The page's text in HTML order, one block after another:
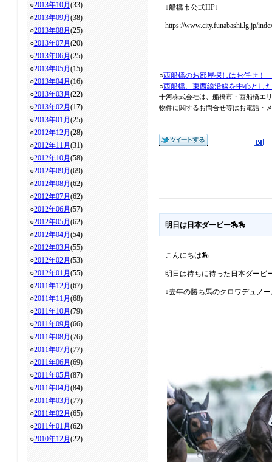
○2013年10月 (33)
○2013年09月 (38)
○2013年08月 (25)
○2013年07月 (20)
○2013年06月 (25)
○2013年05月 (15)
○2013年04月 (16)
○2013年03月 (22)
○2013年02月 (17)
○2013年01月 (25)
○2012年12月 (28)
○2012年11月 (31)
○2012年10月 (58)
○2012年09月 (69)
○2012年08月 (62)
○2012年07月 (62)
○2012年06月 (57)
○2012年05月 (62)
○2012年04月 (54)
○2012年03月 (55)
○2012年02月 (53)
○2012年01月 (55)
○2011年12月 (67)
○2011年11月 (68)
○2011年10月 (79)
○2011年09月 (66)
○2011年08月 (76)
○2011年07月 (77)
○2011年06月 (69)
○2011年05月 (87)
○2011年04月 (84)
○2011年03月 (77)
○2011年02月 (65)
○2011年01月 (62)
○2010年12月 (22)
↓船橋市公式HP↓
https://www.city.funabashi.lg.jp/
○西船橋のお部屋探しはお任せ！
○西船橋、東西線沿線を中心とし
十河株式会社は、船橋市・西船橋エ
物件に関するお問合せ等はお電話・
明日は日本ダービー🏇🏇
こんにちは🏇
明日は待ちに待った日本ダービ
↓去年の勝ち馬のクロワデュノー